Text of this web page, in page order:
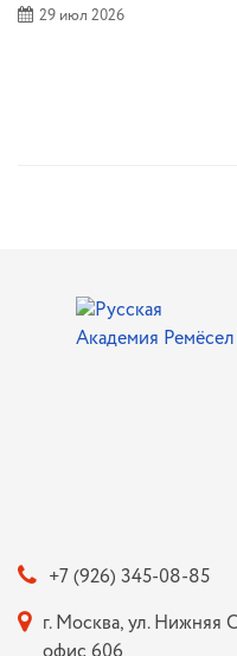
29 июл 2026
+7 (926) 345-08-85
г. Москва, ул. Нижняя